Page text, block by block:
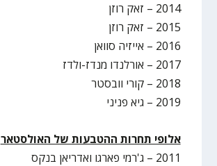
2014 – זאק רוזן
2015 – זאק רוזן
2016 – אייזיה סוואן
2017 – אורלנדו מנדז-ולדז
2018 – קורי וובסטר
2019 – גיא פניני
אלופי תחרות ההטבעות של האולסטאר
2011 – ג'רמי פארגו ואדריאן בנקס